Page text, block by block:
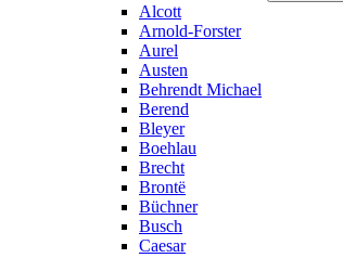
Alcott
Arnold-Forster
Aurel
Austen
Behrendt Michael
Berend
Bleyer
Boehlau
Brecht
Brontë
Büchner
Busch
Caesar